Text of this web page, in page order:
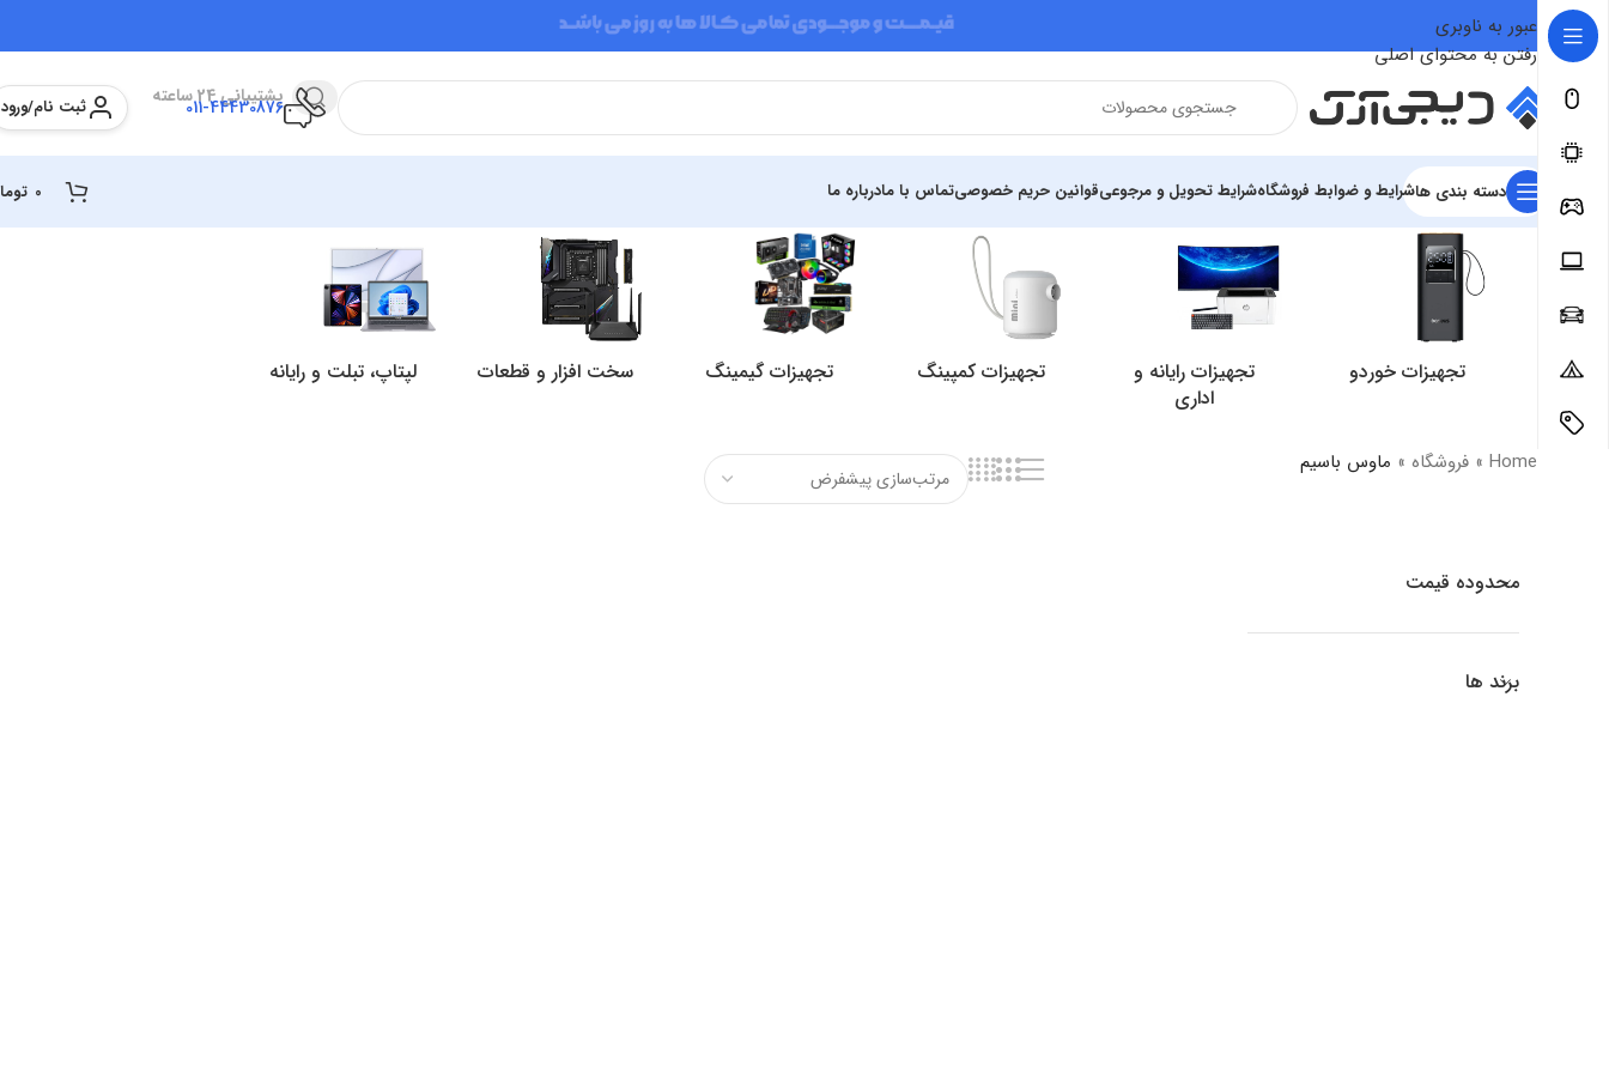
عبور به ناوبری
رفتن به محتوای اصلی
پشتیبانی 24 ساعته
011-44430876 ثبت نام/ورود
دسته بندی هاشرایط و ضوابط فروشگاهشرایط تحویل و مرجوعیقوانین حریم خصوصیتماس با مادرباره ما
تجهیزات خوردو
تجهیزات رایانه و
اداری
تجهیزات کمپینگ تجهیزات گیمینگ سخت افزار و قطعات لپتاپ، تبلت و رایانه
Home
» فروشگاه » ماوس باسیم
محدوده قیمت
برند ها